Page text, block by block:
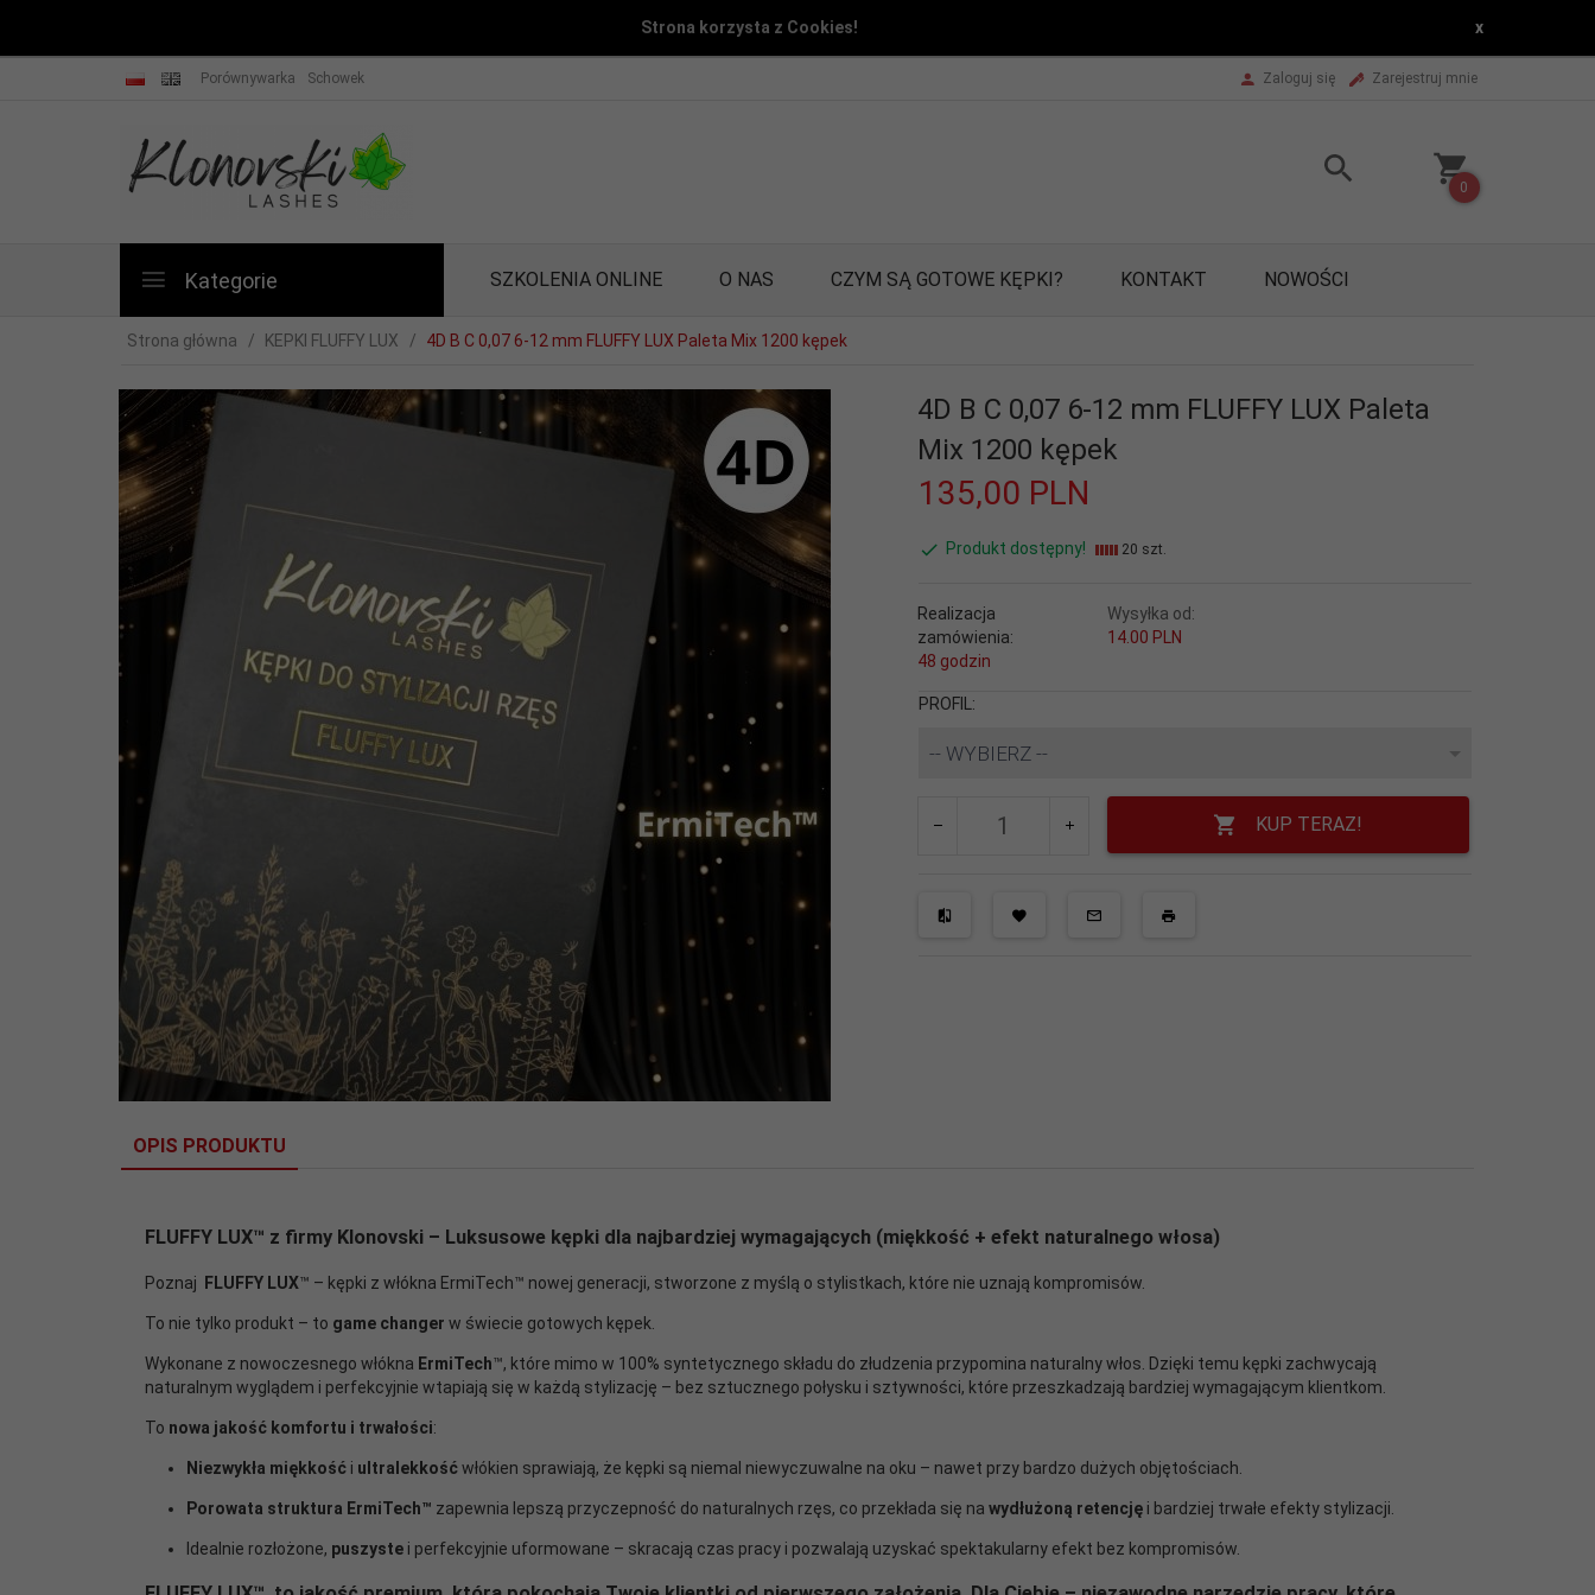
Strona korzysta z Cookies! x
Porównywarka Schowek Zaloguj się Zarejestruj mnie
0
Kategorie SZKOLENIA ONLINE O NAS CZYM SĄ GOTOWE KĘPKI? KONTAKT NOWOŚCI
Strona główna KEPKI FLUFFY LUX 4D B C 0,07 6-12 mm FLUFFY LUX Paleta Mix 1200 kępek
4D B C 0,07 6-12 mm FLUFFY LUX Paleta
Mix 1200 kępek
135,00 PLN
Produkt dostępny! 20 szt.
Realizacja
zamówienia:
48 godzin
Wysyłka od:
14.00 PLN
PROFIL:
-- WYBIERZ --
KUP TERAZ!
OPIS PRODUKTU
FLUFFY LUX™ z firmy Klonovski – Luksusowe kępki dla najbardziej wymagających (miękkość + efekt naturalnego włosa)
Poznaj FLUFFY LUX™ – kępki z włókna ErmiTech™ nowej generacji, stworzone z myślą o stylistkach, które nie uznają kompromisów.
To nie tylko produkt – to game changer w świecie gotowych kępek.
Wykonane z nowoczesnego włókna ErmiTech™, które mimo w 100% syntetycznego składu do złudzenia przypomina naturalny włos. Dzięki temu kępki zachwycają
naturalnym wyglądem i perfekcyjnie wtapiają się w każdą stylizację – bez sztucznego połysku i sztywności, które przeszkadzają bardziej wymagającym klientkom.
To nowa jakość komfortu i trwałości:
Niezwykła miękkość i ultralekkośćwłókien sprawiają, że kępki są niemal niewyczuwalne na oku – nawet przy bardzo dużych objętościach.
Porowata struktura ErmiTech™ zapewnia lepszą przyczepność do naturalnych rzęs, co przekłada się na wydłużoną retencję i bardziej trwałe efekty stylizacji.
Idealnie rozłożone, puszyste i perfekcyjnie uformowane – skracają czas pracy i pozwalają uzyskać spektakularny efekt bez kompromisów.